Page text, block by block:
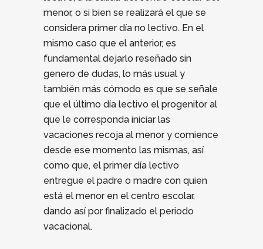
menor, o si bien se realizará el que se
considera primer día no lectivo. En el
mismo caso que el anterior, es
fundamental dejarlo reseñado sin
genero de dudas, lo más usual y
también más cómodo es que se señale
que el último día lectivo el progenitor al
que le corresponda iniciar las
vacaciones recoja al menor y comience
desde ese momento las mismas, así
como que, el primer día lectivo
entregue el padre o madre con quien
está el menor en el centro escolar,
dando así por finalizado el periodo
vacacional.